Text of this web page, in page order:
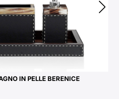
IN PELLE BERENICE